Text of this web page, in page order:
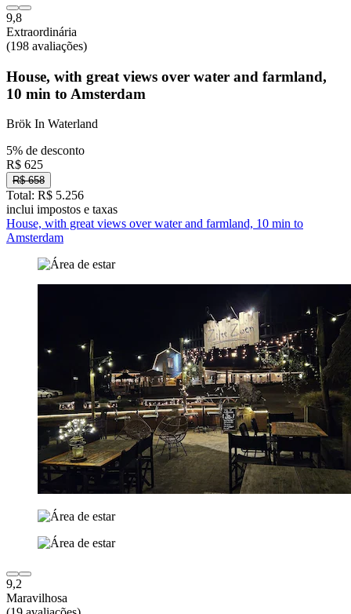
9,8
Extraordinária
(198 avaliações)
House, with great views over water and farmland,
10 min to Amsterdam
Brök In Waterland
5% de desconto
R$ 625
R$ 658
Total: R$ 5.256
inclui impostos e taxas
House, with great views over water and farmland, 10 min to
Amsterdam
9,2
Maravilhosa